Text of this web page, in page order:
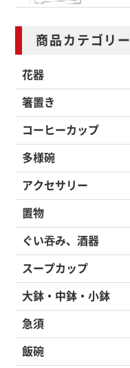
商品カテゴリー
花器
箸置き
コーヒーカップ
多様碗
アクセサリー
置物
ぐい吞み、酒器
スープカップ
大鉢・中鉢・小鉢
急須
飯碗